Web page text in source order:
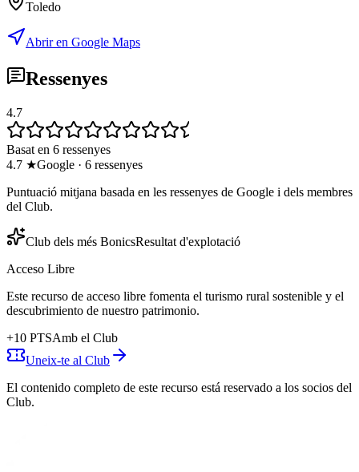
Toledo
Abrir en Google Maps
Ressenyes
4.7
Basat en 6 ressenyes
4.7 ★Google · 6 ressenyes
Puntuació mitjana basada en les ressenyes de Google i dels membres
del Club.
Club dels més BonicsResultat d'explotació
Acceso Libre
Este recurso de acceso libre fomenta el turismo rural sostenible y el
descubrimiento de nuestro patrimonio.
+10 PTSAmb el Club
Uneix-te al Club
El contenido completo de este recurso está reservado a los socios del
Club.